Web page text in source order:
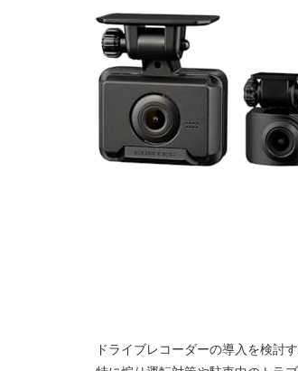
ドライブレコーダーの導入を検討